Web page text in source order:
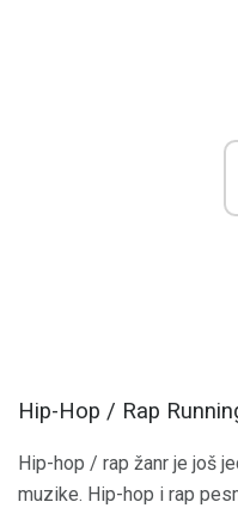
Hip-Hop / Rap
Hip-hop / rap žanr je još
muzike. Hip-hop i rap